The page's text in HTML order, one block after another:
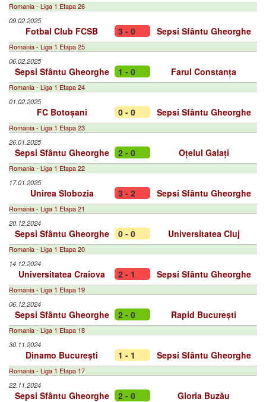
Romania - Liga 1 Etapa 26
09.02.2025
Fotbal Club FCSB 3 - 0 Sepsi Sfântu Gheorghe
Romania - Liga 1 Etapa 25
06.02.2025
Sepsi Sfântu Gheorghe 1 - 0 Farul Constanța
Romania - Liga 1 Etapa 24
01.02.2025
FC Botoșani 0 - 0 Sepsi Sfântu Gheorghe
Romania - Liga 1 Etapa 23
26.01.2025
Sepsi Sfântu Gheorghe 2 - 0 Oțelul Galați
Romania - Liga 1 Etapa 22
17.01.2025
Unirea Slobozia 3 - 2 Sepsi Sfântu Gheorghe
Romania - Liga 1 Etapa 21
20.12.2024
Sepsi Sfântu Gheorghe 0 - 0 Universitatea Cluj
Romania - Liga 1 Etapa 20
14.12.2024
Universitatea Craiova 2 - 1 Sepsi Sfântu Gheorghe
Romania - Liga 1 Etapa 19
06.12.2024
Sepsi Sfântu Gheorghe 2 - 0 Rapid București
Romania - Liga 1 Etapa 18
30.11.2024
Dinamo București 1 - 1 Sepsi Sfântu Gheorghe
Romania - Liga 1 Etapa 17
22.11.2024
Sepsi Sfântu Gheorghe 2 - 0 Gloria Buzău